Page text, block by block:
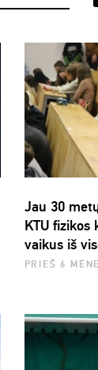
Jau 30
KTU fizikos
vaikus iš
PRIEŠ 6